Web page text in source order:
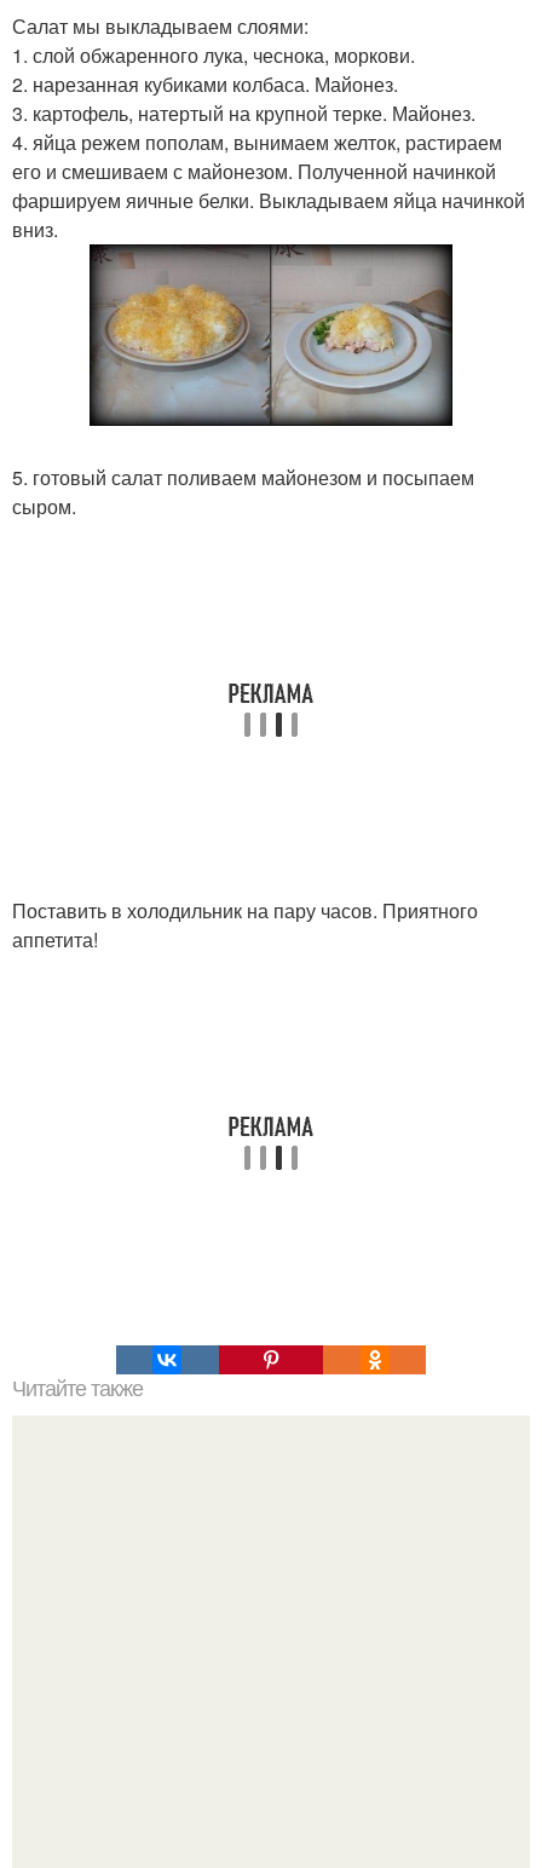
Салат мы выкладываем слоями:
1. слой обжаренного лука, чеснока, моркови.
2. нарезанная кубиками колбаса. Майонез.
3. картофель, натертый на крупной терке. Майонез.
4. яйца режем пополам, вынимаем желток, растираем
его и смешиваем с майонезом. Полученной начинкой
фаршируем яичные белки. Выкладываем яйца начинкой
вниз.
5. готовый салат поливаем майонезом и посыпаем
сыром.
Поставить в холодильник на пару часов. Приятного
аппетита!
Читайте также